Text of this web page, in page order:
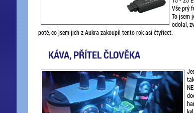
Vše prý
To jsem
odolal,
poté, co jsem jich z Aukra zakoupil tento rok asi čtyřicet.
KÁVA, PŘÍTEL ČLOVĚKA